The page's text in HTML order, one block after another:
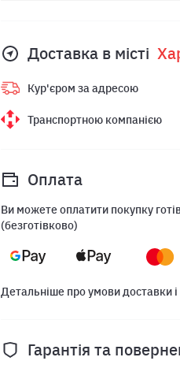
Доставка в місті
Кур'єром за адресою
Транспортною компанією
Оплата
Ви можете оплатити покупку
(безготівково)
Детальніше про умови доставки і
Гарантія та